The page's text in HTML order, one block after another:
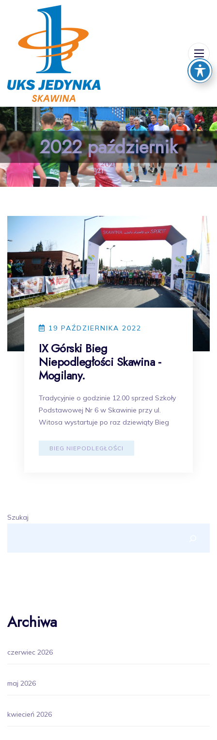
2022 październik
19 PAŹDZIERNIKA 2022
IX Górski Bieg
Niepodległości Skawina -
Mogilany.
Tradycyjnie o godzinie 12.00 sprzed Szkoły
Podstawowej Nr 6 w Skawinie przy ul.
Witosa wystartuje po raz dziewiąty Bieg
BIEG NIEPODLEGŁOŚCI
Szukaj
Archiwa
czerwiec 2026
maj 2026
kwiecień 2026